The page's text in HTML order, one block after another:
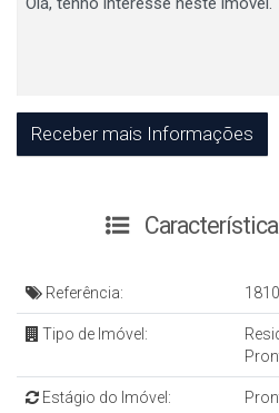
Referência: 1810
Tipo de Imóvel:
Estágio do Imóvel: